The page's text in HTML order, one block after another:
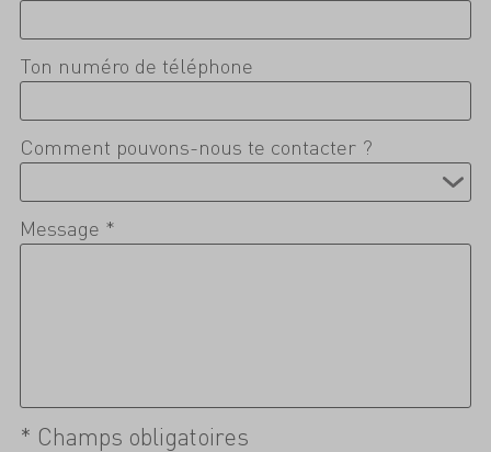
Ton numéro de téléphone
Comment pouvons-nous te contacter ?
Message *
* Champs obligatoires